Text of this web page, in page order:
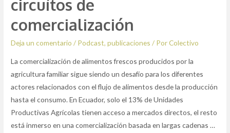
circuítos de
comercialización
Deja un comentario / Podcast,publicaciones / PorColectivo
La comercialización de alimentos frescos producidos por la
agricultura familiar sigue siendo un desafío para los diferentes
actores relacionados con el flujo de alimentos desde la producción
hasta el consumo. En Ecuador, solo el 13% de Unidades
Productivas Agrícolas tienen acceso a mercados directos, el resto
está inmerso en una comercialización basada en largas cadenas …